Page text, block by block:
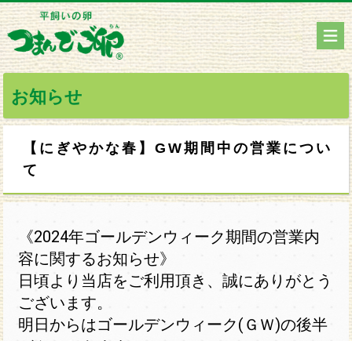
お知らせ
【にぎやかな春】GW期間中の営業につい
て
《2024年ゴールデンウィーク期間の営業内
容に関するお知らせ》
日頃より当店をご利用頂き、誠にありがとう
ございます。
明日からはゴールデンウィーク(ＧＷ)の後半